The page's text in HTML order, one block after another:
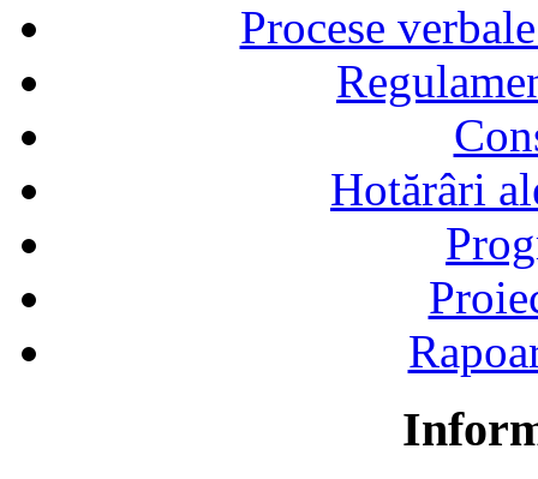
Procese
Hotărâri